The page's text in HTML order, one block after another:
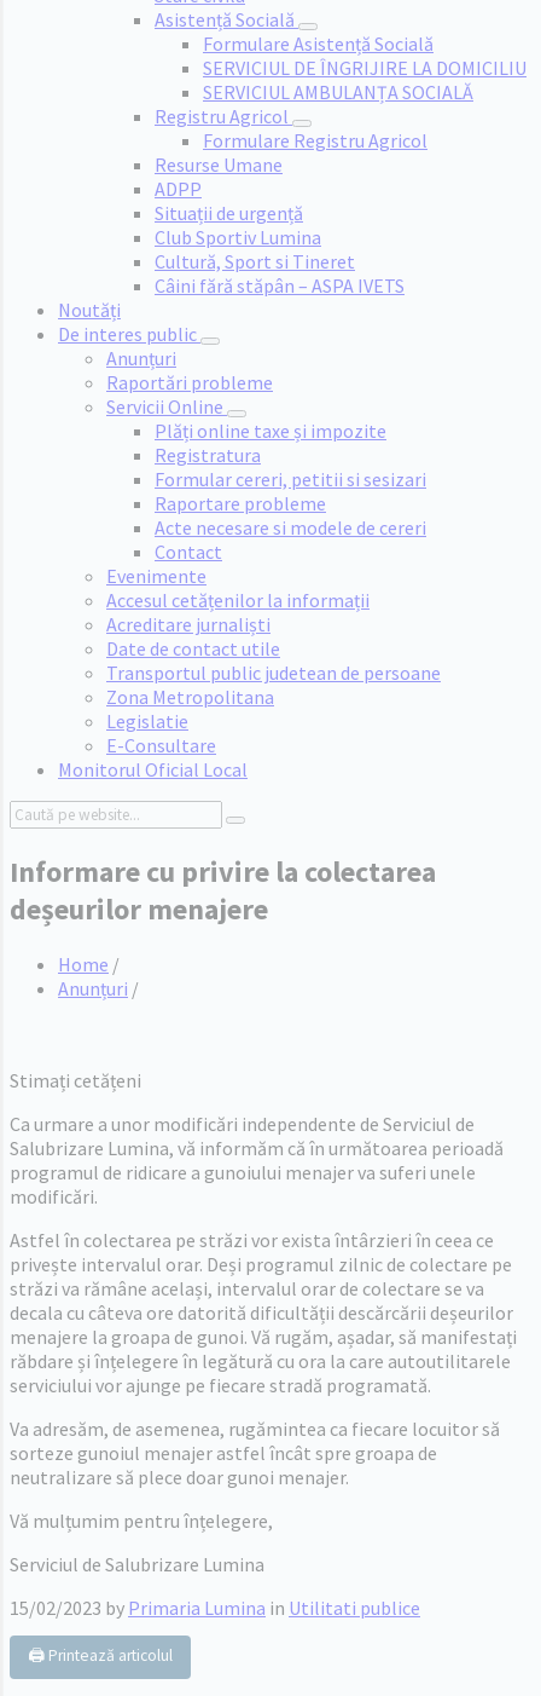
Asistență Socială
Formulare Asistență Socială
SERVICIUL DE ÎNGRIJIRE LA DOMICILIU
SERVICIUL AMBULANȚA SOCIALĂ
Registru Agricol
Formulare Registru Agricol
Resurse Umane
ADPP
Situații de urgență
Club Sportiv Lumina
Cultură, Sport si Tineret
Câini fără stăpân – ASPA IVETS
Noutăți
De interes public
Anunțuri
Raportări probleme
Servicii Online
Plăți online taxe și impozite
Registratura
Formular cereri, petitii si sesizari
Raportare probleme
Acte necesare si modele de cereri
Contact
Evenimente
Accesul cetățenilor la informații
Acreditare jurnaliști
Date de contact utile
Transportul public judetean de persoane
Zona Metropolitana
Legislatie
E-Consultare
Monitorul Oficial Local
Search:
Informare cu privire la colectarea
deșeurilor menajere
Home /
Anunțuri /
Stimați cetățeni
Ca urmare a unor modificări independente de Serviciul de
Salubrizare Lumina, vă informăm că în următoarea perioadă
programul de ridicare a gunoiului menajer va suferi unele
modificări.
Astfel în colectarea pe străzi vor exista întârzieri în ceea ce
privește intervalul orar. Deși programul zilnic de colectare pe
străzi va rămâne același, intervalul orar de colectare se va
decala cu câteva ore datorită dificultății descărcării deșeurilor
menajere la groapa de gunoi. Vă rugăm, așadar, să manifestați
răbdare și înțelegere în legătură cu ora la care autoutilitarele
serviciului vor ajunge pe fiecare stradă programată.
Va adresăm, de asemenea, rugămintea ca fiecare locuitor să
sorteze gunoiul menajer astfel încât spre groapa de
neutralizare să plece doar gunoi menajer.
Vă mulțumim pentru înțelegere,
Serviciul de Salubrizare Lumina
15/02/2023 by Primaria Lumina in Utilitati publice
🖨️ Printează articolul